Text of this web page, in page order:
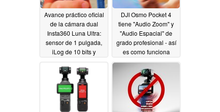
Avance práctico oficial
de la cámara dual
Insta360 Luna Ultra:
sensor de 1 pulgada,
iLog de 10 bits y
DJI04/21/2026
DJI Osmo Pocket 4
tiene "Audio Zoom" y
"Audio Espacial" de
grado profesional - así
es como funciona
04/19/2026